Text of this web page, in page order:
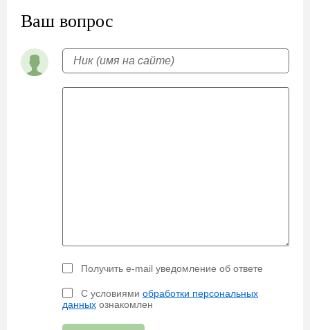
Ваш вопрос
Получить e-mail уведомление об ответе
С условиями обработки персональных
данных ознакомлен